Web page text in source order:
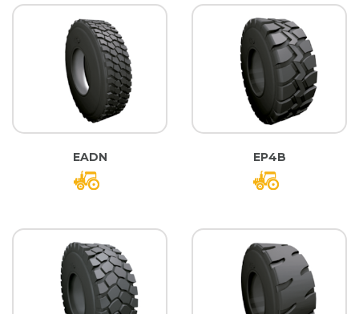
EADN EP4B